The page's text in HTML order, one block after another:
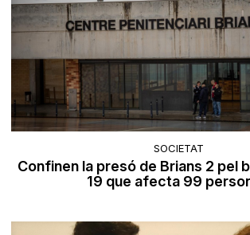
SOCIETAT
Confinen la presó de Brians 2 pel
19 que afecta 99